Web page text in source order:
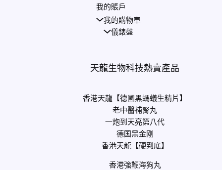
我的賬戶
我的購物車
儀錶盤
天龍生物科技熱賣產品
香港天龍【德國黑螞蟻生精片】
老中醫補腎丸
一炮到天亮第八代
德国黑金刚
香港天龍【硬到底】
香港強鞭海狗丸